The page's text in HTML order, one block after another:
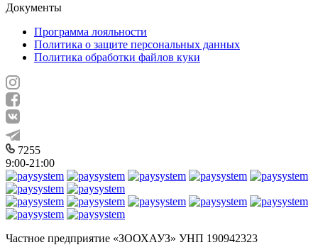
Документы
Программа лояльности
Политика о защите персональных данных
Политика обработки файлов куки
7255
9:00-21:00
Частное предприятие «ЗООХАУЗ» УНП 190942323